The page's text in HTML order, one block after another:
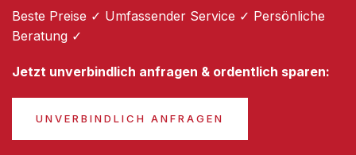
Beste Preise ✓ Umfassender Service ✓ Persönliche
Beratung ✓
Jetzt unverbindlich anfragen & ordentlich sparen:
UNVERBINDLICH ANFRAGEN